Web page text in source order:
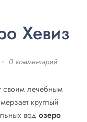
Хевиз
0 комментарий
своим лечебным
круглый
вод озеро